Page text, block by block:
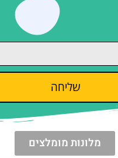
שליחה
מלונות מומלצים